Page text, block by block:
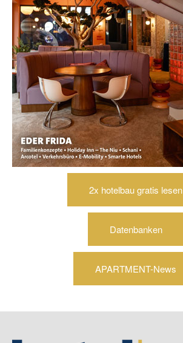
2x hotelbau gratis lesen
Datenbanken
APARTMENT-News